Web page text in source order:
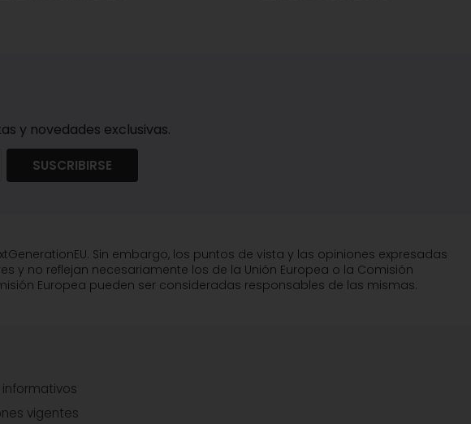
y novedades exclusivas.
SUSCRIBIRSE
Sin embargo, los puntos de vista y las opiniones expresadas
y no reflejan necesariamente los de la Unión Europea o la Comisión
Europea pueden ser consideradas responsables de las mismas.
vigentes